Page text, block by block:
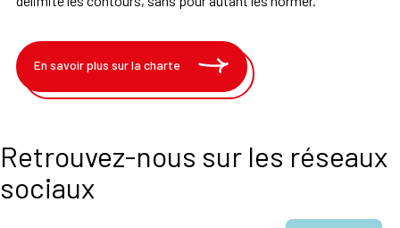
En savoir plus sur la charte
Retrouvez-nous sur les réseaux
sociaux